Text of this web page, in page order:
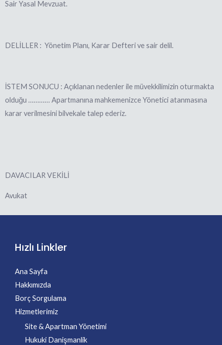
Sair Yasal Mevzuat.
DELİLLER : Yönetim Planı, Karar Defteri ve sair delil.
İSTEM SONUCU : Açıklanan nedenler ile müvekkilimizin oturmakta
olduğu ………… Apartmanına mahkemenizce Yönetici atanmasına
karar verilmesini bilvekale talep ederiz.
DAVACILAR VEKİLİ
Avukat
Hızlı Linkler
Ana Sayfa
Hakkımızda
Borç Sorgulama
Hizmetlerimiz
Site & Apartman Yönetimi
Hukuki Danişmanlik